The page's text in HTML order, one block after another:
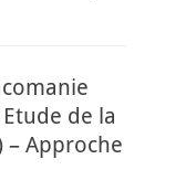
de la
– Approche